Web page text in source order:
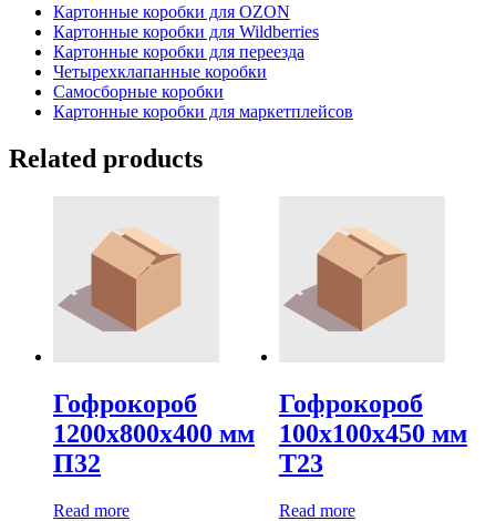
Картонные коробки для OZON
Картонные коробки для Wildberries
Картонные коробки для переезда
Четырехклапанные коробки
Самосборные коробки
Картонные коробки для маркетплейсов
Related products
Гофрокороб
1200х800х400 мм
П32
Read more
Гофрокороб
100х100х450 мм
Т23
Read more